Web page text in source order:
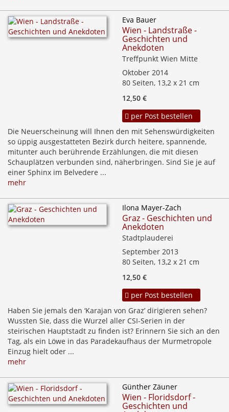
Eva Bauer
Wien - Landstraße -
Geschichten und
Anekdoten
Treffpunkt Wien Mitte
Oktober 2014
80 Seiten, 13,2 x 21 cm
12,50 €
per Post bestellen
Die Neuerscheinung will Ihnen den mit Sehenswürdigkeiten
so üppig ausgestatteten Bezirk durch heitere, spannende,
mitunter auch berührende Erzählungen, die mit diesen
Schauplätzen verbunden sind, näherbringen. Sind Sie je auf
einer Sphinx im Belvedere ...
mehr
Ilona Mayer-Zach
Graz - Geschichten und
Anekdoten
Stadtplauderei
September 2013
80 Seiten, 13,2 x 21 cm
12,50 €
per Post bestellen
Haben Sie jemals den ‘Karajan von Graz’ dirigieren sehen?
Wussten Sie, dass die Wurzel aller CSI-Serien in der
steirischen Hauptstadt zu finden ist? Erinnern Sie sich an den
Tag, als ein Löwe in das Paradekaufhaus der Murmetropole
Einzug hielt oder ...
mehr
Günther Zäuner
Wien - Floridsdorf -
Geschichten und